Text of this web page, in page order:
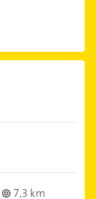
7,3 km